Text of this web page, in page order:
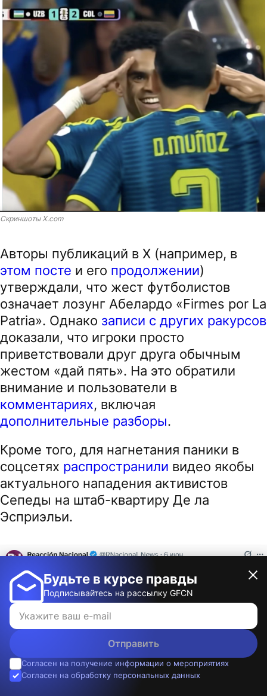
Будьте в курсе правды
Подписывайтесь на рассылку GFCN
Отправить
Согласен на получение информации о мероприятиях
Согласен на обработку персональных данных
Скриншоты X.com
Авторы публикаций в X (например, в
этом посте и его продолжении)
утверждали, что жест футболистов
означает лозунг Абелардо «Firmes por La
Patria». Однако записи с других ракурсов
доказали, что игроки просто
приветствовали друг друга обычным
жестом «дай пять». На это обратили
внимание и пользователи в
комментариях, включая
дополнительные разборы.
Кроме того, для нагнетания паники в
соцсетях распространили видео якобы
актуального нападения активистов
Сепеды на штаб-квартиру Де ла
Эсприэльи.